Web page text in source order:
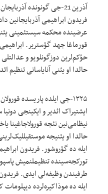
آذرین 21-جی گونونده
فریدون ابراهیمی آذربایجانین
عرضینده محکمه سیستئمینی
قورماغا جهد گؤستریر.
حؤکم‌لرین دوزگونلویو و
حالدا او یئنی آنایاسانی تنظیم
۱۳۲۵-جی ایلده پاریسده
ایشتیراک ائدیر و ایکینجی
نیظامی‌نین نئجه قورولاجاغینا
حالدا او یئنیجه
ایله ده گؤروشور. فریدون
تورکجه‌سینده تنظیملنمیش
طرفیندن وظیفه‌لی ایدی.
ایله ده موذاکیره‌لرده